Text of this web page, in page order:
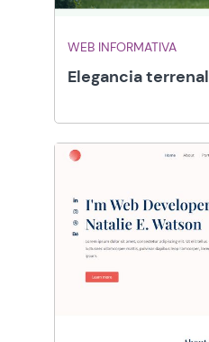
WEB INFORMATIVA
Elegancia terrenal